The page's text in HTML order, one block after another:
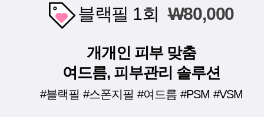
블랙필 1회 W80,000
개개인 피부 맞춤
여드름, 피부관리 솔루션
#블랙필 #스폰지필 #여드름 #PSM #VSM